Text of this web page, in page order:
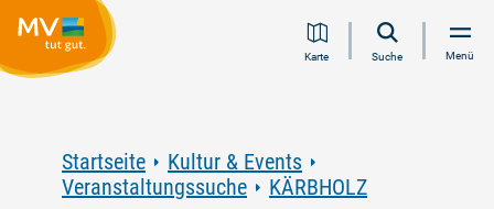
Inhalt
Navigation
Volltextsuche
FooterKarte Suche Menü
Startseite
Kultur & Events
Veranstaltungssuche
KÄRBHOLZ